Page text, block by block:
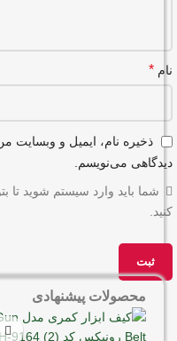
نام *
ذخیره نام، ایمیل و وبسایت
دیدگاهی می‌نویسم.
شما باید وارد سیستم شوید تا
کنید.
محصولات پیشنهادی